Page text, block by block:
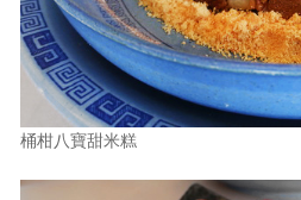
桶柑八寶甜米糕